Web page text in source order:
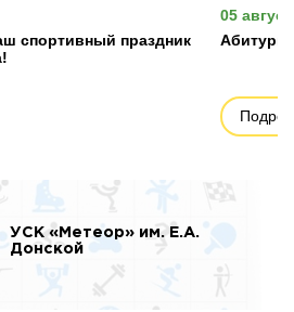
спортивный праздник
05
УСК «Метеор» им. Е.А.
Донской